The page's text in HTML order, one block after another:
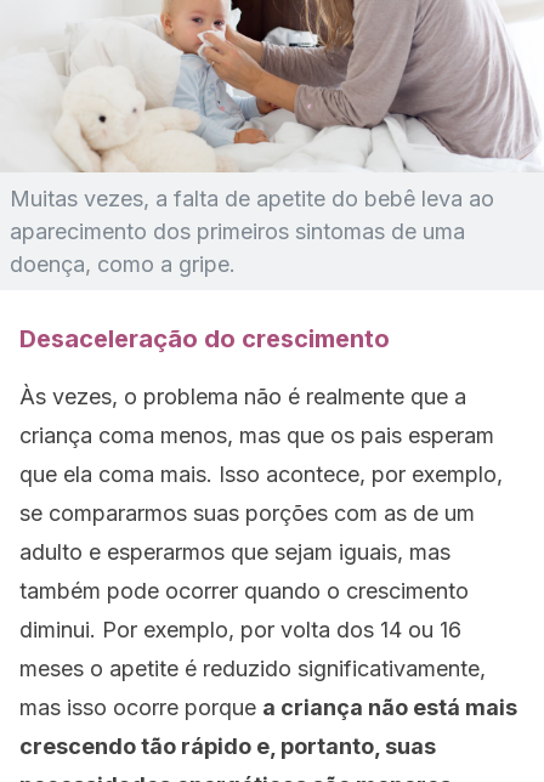
Muitas vezes, a falta de apetite do bebê leva ao
aparecimento dos primeiros sintomas de uma
doença, como a gripe.
Desaceleração do crescimento
Às vezes, o problema não é realmente que a
criança coma menos, mas que os pais esperam
que ela coma mais. Isso acontece, por exemplo,
se compararmos suas porções com as de um
adulto e esperarmos que sejam iguais, mas
também pode ocorrer quando o crescimento
diminui. Por exemplo, por volta dos 14 ou 16
meses o apetite é reduzido significativamente,
mas isso ocorre porque a criança não está mais
crescendo tão rápido e, portanto, suas